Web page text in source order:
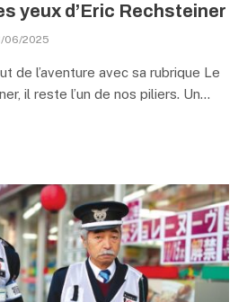
yeux d’Eric Rechsteiner
06/2025
de l’aventure avec sa rubrique Le
il reste l’un de nos piliers. Un…